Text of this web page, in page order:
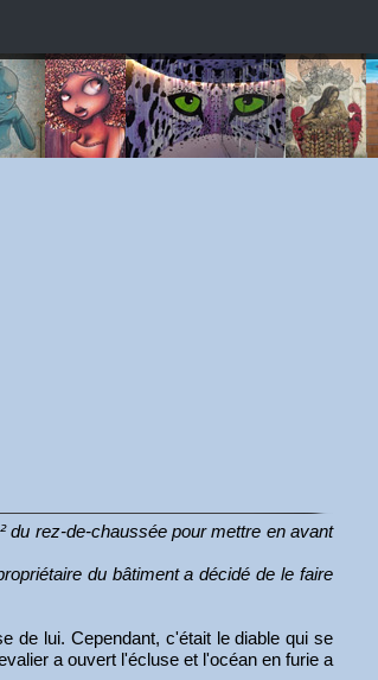
du rez-de-chaussée pour mettre en avant
du bâtiment a décidé de le faire
de lui. Cependant, c'était le diable qui se
a ouvert l'écluse et l'océan en furie a